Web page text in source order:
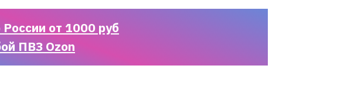
от 1000 руб
ПВЗ Ozon